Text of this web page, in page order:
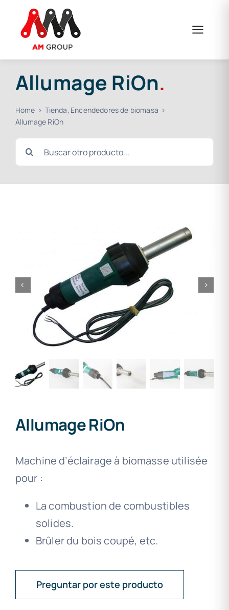
content
Allumage RiOn.
Home Tienda Encendedores de biomasa
Allumage RiOn
Search
for:
Allumage RiOn
Machine d’éclairage à biomasse utilisée
pour :
La combustion de combustibles
solides.
Brûler du bois coupé, etc.
Preguntar por este producto